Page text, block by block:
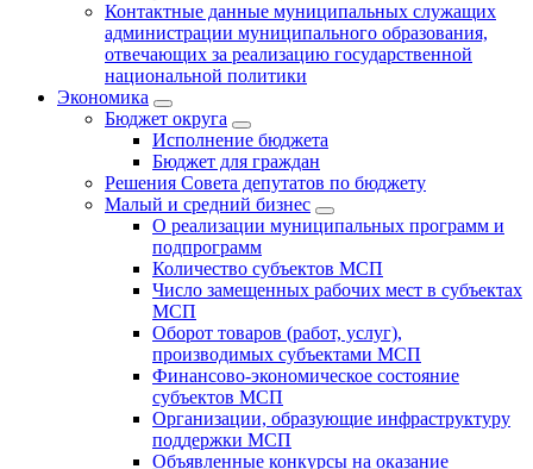
Контактные данные муниципальных служащих
администрации муниципального образования,
отвечающих за реализацию государственной
национальной политики
Экономика
Бюджет округa
Исполнение бюджета
Бюджет для граждан
Решения Совета депутатов по бюджету
Малый и средний бизнес
О реализации муниципальных программ и
подпрограмм
Количество субъектов МСП
Число замещенных рабочих мест в субъектах
МСП
Оборот товаров (работ, услуг),
производимых субъектами МСП
Финансово-экономическое состояние
субъектов МСП
Организации, образующие инфраструктуру
поддержки МСП
Объявленные конкурсы на оказание